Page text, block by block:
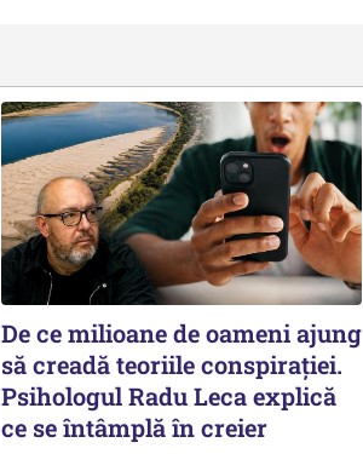
De ce milioane de oameni ajung
să creadă teoriile conspirației.
Psihologul Radu Leca explică
ce se întâmplă în creier